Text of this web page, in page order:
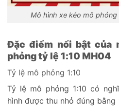
Mô hình xe kéo mô phỏng
Đặc điểm nổi bật của
phỏng tỷ lệ 1:10 MH04
Tỷ lệ mô phỏng 1:10
Tỷ lệ mô phỏng 1:10 có
hình được thu nhỏ đúng